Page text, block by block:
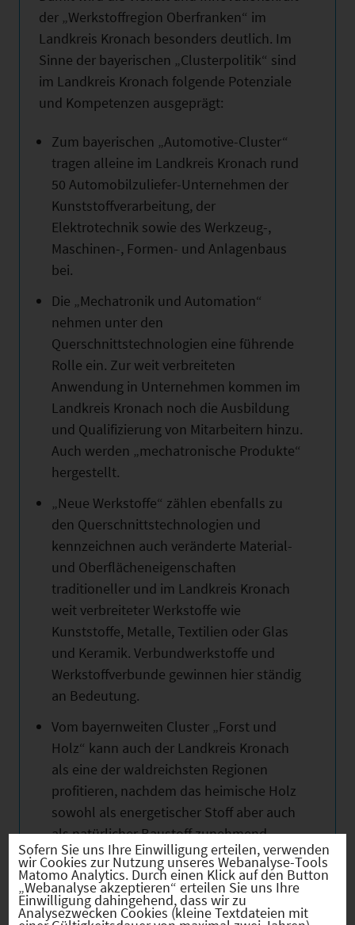
der „Werkstoffregion Oberfranken“ im
Landkreis Kronach besonders deutlich. Im
Sinne der bayerischen „Clusterpolitik“ sind
im Landkreis Kronach folgende Potenziale
und Kompetenzen ausgeprägt:
Zum bayerischen „Automotive-Cluster“
tragen alleine im Landkreis Kronach rund
50 Automobilzuliefer-Unternehmen der
Kunststoffverarbeitung, der
Elektrotechnik sowie des Werkzeug-,
Maschinen-, Formen- und Anlagenbaus
bei.
Die „Mechatronik und Automation“
nehmen unter den
Querschnittstechnologien eine führende
Rolle ein. Zur weit verbreiteten
Anwendung in Unternehmen kommen im
Landkreis Kronach noch die Ausbildung
und Qualifizierung von Mitarbeitern hinzu.
Auch werden „mechatronische Produkte“
hergestellt.
„Neue Werkstoffe“ zählen ebenfalls zu
den Querschnittstechnologien und
kennzeichnen auch veränderte Material-
und Oberflächeneigenschaften
traditioneller und im Landkreis Kronach
weit verbreiteter Werkstoffe wie
Kunststoffe, Metalle, Textilien oder Glas
und Keramik. Verbundwerkstoffe und
Werkstoffverbunde gewinnen hier ständig
an Bedeutung.
Vom bayernweiten Cluster „Forst und
Holz“ kann auch der Landkreis Kronach
als eine der waldreichsten Regionen
profitieren, nachdem das heimische Holz
sowohl als energetischer Stoff aber auch
als natürlicher Baustoff zunehmend
Verwendung findet.
Entscheidend für die weitere Entwicklung
und den Ausbau der vorhandenen
Sofern Sie uns Ihre Einwilligung erteilen, verwenden
wir Cookies zur Nutzung unseres Webanalyse-Tools
Matomo Analytics. Durch einen Klick auf den Button
„Webanalyse akzeptieren“ erteilen Sie uns Ihre
Einwilligung dahingehend, dass wir zu
Analysezwecken Cookies (kleine Textdateien mit